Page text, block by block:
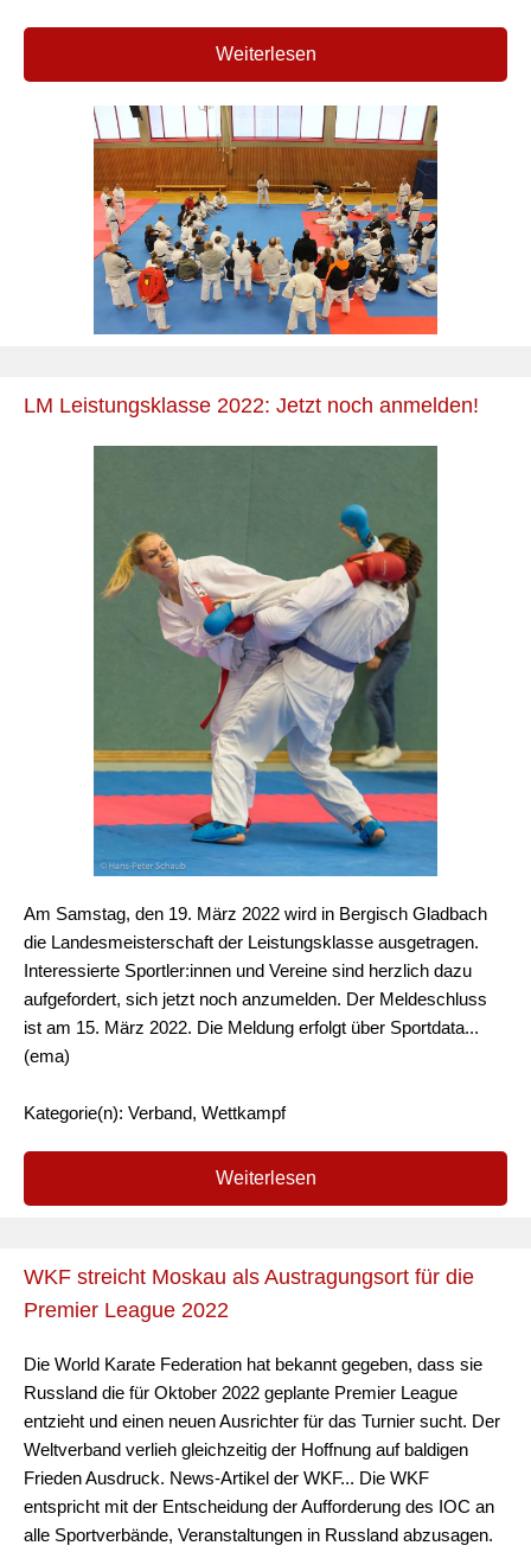
Weiterlesen
LM Leistungsklasse 2022: Jetzt noch anmelden!
Am Samstag, den 19. März 2022 wird in Bergisch Gladbach
die Landesmeisterschaft der Leistungsklasse ausgetragen.
Interessierte Sportler:innen und Vereine sind herzlich dazu
aufgefordert, sich jetzt noch anzumelden. Der Meldeschluss
ist am 15. März 2022. Die Meldung erfolgt über Sportdata...
(ema)
Kategorie(n): Verband, Wettkampf
Weiterlesen
WKF streicht Moskau als Austragungsort für die
Premier League 2022
Die World Karate Federation hat bekannt gegeben, dass sie
Russland die für Oktober 2022 geplante Premier League
entzieht und einen neuen Ausrichter für das Turnier sucht. Der
Weltverband verlieh gleichzeitig der Hoffnung auf baldigen
Frieden Ausdruck. News-Artikel der WKF... Die WKF
entspricht mit der Entscheidung der Aufforderung des IOC an
alle Sportverbände, Veranstaltungen in Russland abzusagen.